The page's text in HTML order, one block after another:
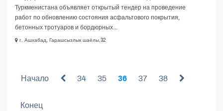
Туркменистана объявляет открытый тендер на проведение
работ по обновлению состояния асфальтового покрытия,
бетонных тротуаров и бордюрных...
г. Ашхабад, Гарашсызлык шаёлы,32
Начало 34 35 36 37 38
Конец